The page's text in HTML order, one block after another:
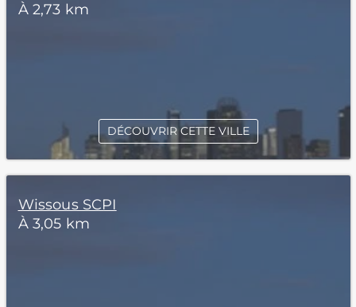
À 2,73 km
DÉCOUVRIR CETTE VILLE
Wissous SCPI
À 3,05 km